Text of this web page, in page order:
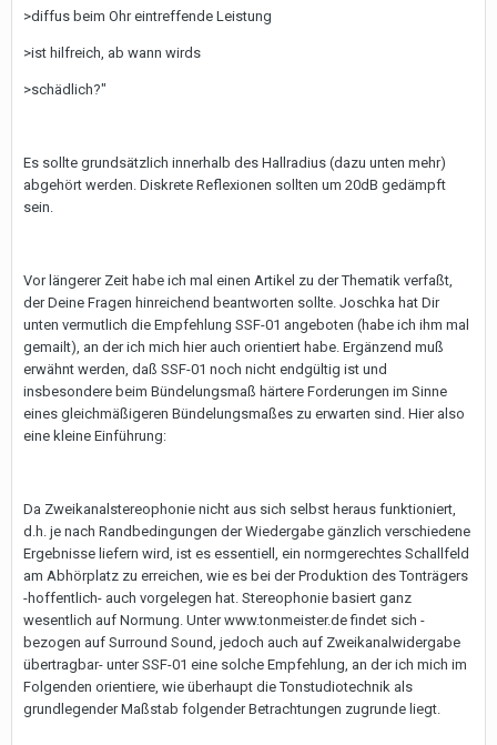
>diffus beim Ohr eintreffende Leistung
>ist hilfreich, ab wann wirds
>schädlich?"
Es sollte grundsätzlich innerhalb des Hallradius (dazu unten mehr)
abgehört werden. Diskrete Reflexionen sollten um 20dB gedämpft
sein.
Vor längerer Zeit habe ich mal einen Artikel zu der Thematik verfaßt,
der Deine Fragen hinreichend beantworten sollte. Joschka hat Dir
unten vermutlich die Empfehlung SSF-01 angeboten (habe ich ihm mal
gemailt), an der ich mich hier auch orientiert habe. Ergänzend muß
erwähnt werden, daß SSF-01 noch nicht endgültig ist und
insbesondere beim Bündelungsmaß härtere Forderungen im Sinne
eines gleichmäßigeren Bündelungsmaßes zu erwarten sind. Hier also
eine kleine Einführung:
Da Zweikanalstereophonie nicht aus sich selbst heraus funktioniert,
d.h. je nach Randbedingungen der Wiedergabe gänzlich verschiedene
Ergebnisse liefern wird, ist es essentiell, ein normgerechtes Schallfeld
am Abhörplatz zu erreichen, wie es bei der Produktion des Tonträgers
-hoffentlich- auch vorgelegen hat. Stereophonie basiert ganz
wesentlich auf Normung. Unter www.tonmeister.de findet sich -
bezogen auf Surround Sound, jedoch auch auf Zweikanalwidergabe
übertragbar- unter SSF-01 eine solche Empfehlung, an der ich mich im
Folgenden orientiere, wie überhaupt die Tonstudiotechnik als
grundlegender Maßstab folgender Betrachtungen zugrunde liegt.